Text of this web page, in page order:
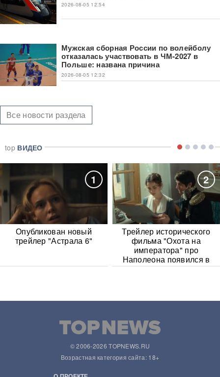
2026-08-05 12:54
Мужская сборная России по волейболу
отказалась участвовать в ЧМ-2027 в
Польше: названа причина
2026-08-05 12:32
Все новости раздела
top ВИДЕО
1
Опубликован новый
трейлер "Астрала 6"
2
Трейлер исторического
фильма "Охота на
императора" про
Наполеона появился в
Сети
© 2006-2026 TOPNEWS.RU
Возрастная категория сайта: 18+